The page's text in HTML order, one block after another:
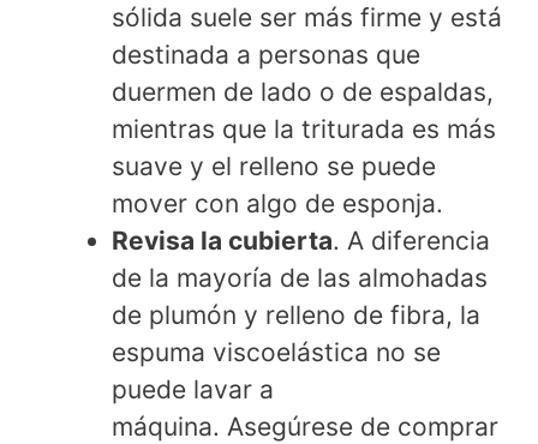
sólida suele ser más firme y está
destinada a personas que
duermen de lado o de espaldas,
mientras que la triturada es más
suave y el relleno se puede
mover con algo de esponja.
Revisa la cubierta. A diferencia
de la mayoría de las almohadas
de plumón y relleno de fibra, la
espuma viscoelástica no se
puede lavar a
máquina. Asegúrese de comprar